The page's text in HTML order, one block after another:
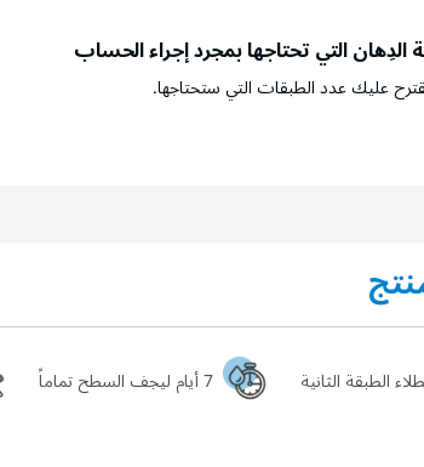
التي تحتاجها بمجرد إجراء الحساب
عليك عدد الطبقات التي ستحتاجها.
7 أيام ليجف السطح تماماً